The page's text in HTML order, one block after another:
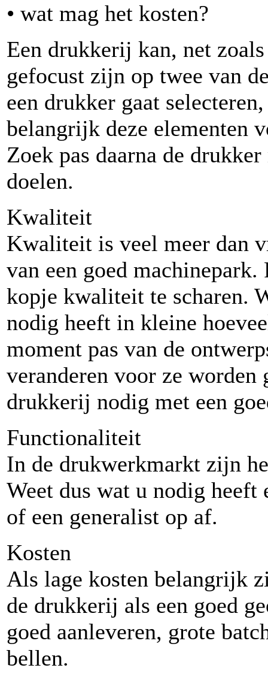
• wat mag het kosten?
Een drukkerij kan, net
gefocust zijn op twee van
een drukker gaat
belangrijk deze elementen
Zoek pas daarna de
doelen.
Kwaliteit
Kwaliteit is veel meer dan
van een goed
kopje kwaliteit te scharen.
nodig heeft in kleine
moment pas van de
veranderen voor ze
drukkerij nodig met een
Functionaliteit
In de drukwerkmarkt zijn
Weet dus wat u nodig heeft
of een generalist op af.
Kosten
Als lage kosten belangrijk
de drukkerij als een goed
goed aanleveren, grote
bellen.